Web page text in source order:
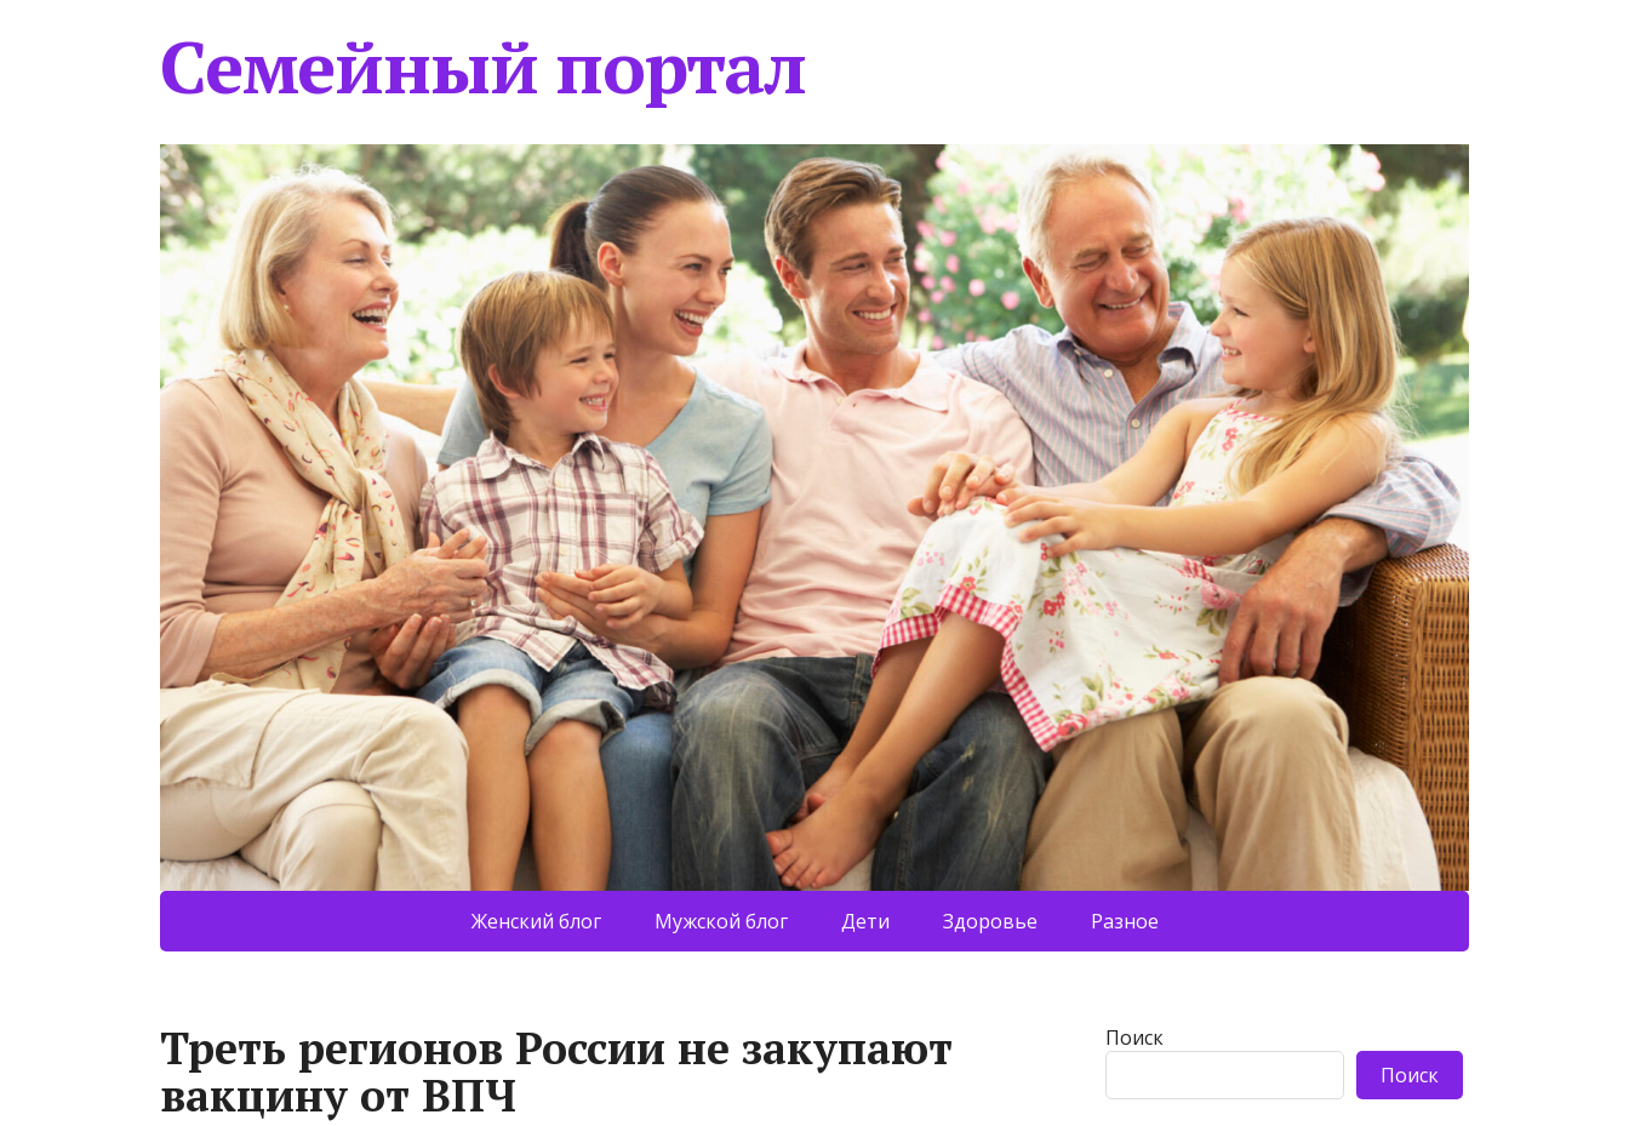
Семейный портал
Женский блог Мужской блог Дети Здоровье Разное
Треть регионов России не закупают
вакцину от ВПЧ
Поиск
Поиск